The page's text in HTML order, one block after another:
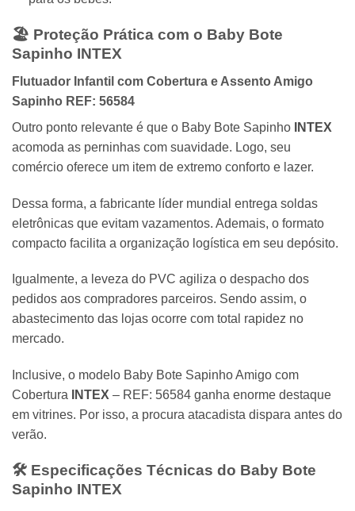
🏖️ Proteção Prática com o Baby Bote
Sapinho INTEX
Flutuador Infantil com Cobertura e Assento Amigo
Sapinho REF: 56584
Outro ponto relevante é que o Baby Bote Sapinho
INTEX
acomoda as perninhas com suavidade. Logo, seu
comércio oferece um item de extremo conforto e lazer.
Dessa forma, a fabricante líder mundial entrega soldas
eletrônicas que evitam vazamentos. Ademais, o formato
compacto facilita a organização logística em seu depósito.
Igualmente, a leveza do PVC agiliza o despacho dos
pedidos aos compradores parceiros. Sendo assim, o
abastecimento das lojas ocorre com total rapidez no
mercado.
Inclusive, o modelo Baby Bote Sapinho Amigo com
Cobertura
INTEX – REF: 56584 ganha enorme destaque
em vitrines. Por isso, a procura atacadista dispara antes do
verão.
🛠️ Especificações Técnicas do Baby Bote
Sapinho INTEX